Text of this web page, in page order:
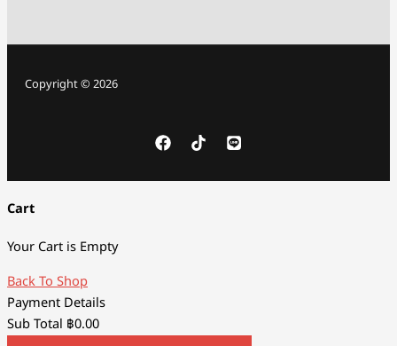
Copyright © 2026
Cart
Your Cart is Empty
Back To Shop
Payment Details
Sub Total ฿0.00